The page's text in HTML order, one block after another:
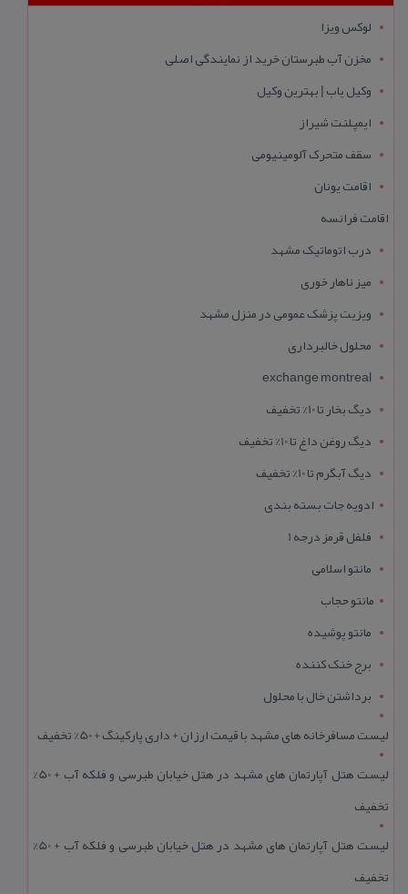
لوکس ویزا
مخزن آب طبرستان خرید از نمایندگی اصلی
وکیل یاب | بهترین وکیل
ایمپلنت شیراز
سقف متحرک آلومینیومی
اقامت یونان
اقامت فرانسه
درب اتوماتیک مشهد
میز ناهار خوری
ویزیت پزشک عمومی در منزل مشهد
محلول خالبرداری
exchange montreal
دیگ بخار تا 10% تخفیف
دیگ روغن داغ تا 10% تخفیف
دیگ آبگرم تا 10% تخفیف
ادویه جات بسته بندی
فلفل قرمز درجه 1
مانتو اسلامی
مانتو حجاب
مانتو پوشیده
برج خنک کننده
برداشتن خال با محلول
لیست مسافرخانه های مشهد با قیمت ارزان + داری پارکینگ + 50% تخفیف
لیست هتل آپارتمان های مشهد در هتل خیابان طبرسی و فلکه آب + 50%
تخفیف
لیست هتل آپارتمان های مشهد در هتل خیابان طبرسی و فلکه آب + 50%
تخفیف